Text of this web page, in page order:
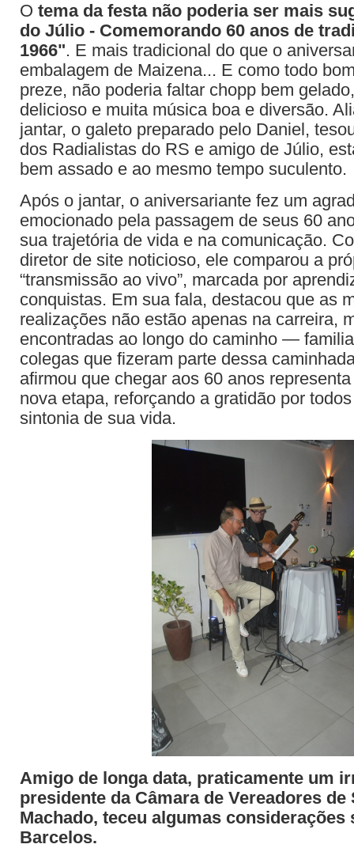
O tema da festa não poderia ser mais
do Júlio - Comemorando 60 anos de
1966". E mais tradicional do que o
embalagem de Maizena... E como todo
preze, não poderia faltar chopp bem
delicioso e muita música boa e diversão.
jantar, o galeto preparado pelo Daniel,
dos Radialistas do RS e amigo de Júlio,
bem assado e ao mesmo tempo suculento.
Após o jantar, o aniversariante fez um
emocionado pela passagem de seus 60
sua trajetória de vida e na comunicação.
diretor de site noticioso, ele comparou a
“transmissão ao vivo”, marcada por
conquistas. Em sua fala, destacou que as
realizações não estão apenas na carreira,
encontradas ao longo do caminho —
colegas que fizeram parte dessa
afirmou que chegar aos 60 anos
nova etapa, reforçando a gratidão por
sintonia de sua vida.
Amigo de longa data, praticamente um
presidente da Câmara de Vereadores
Machado, teceu algumas considerações
Barcelos.